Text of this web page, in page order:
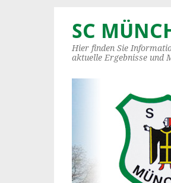
SC
Hier finden Sie
aktuelle Ergebnisse und